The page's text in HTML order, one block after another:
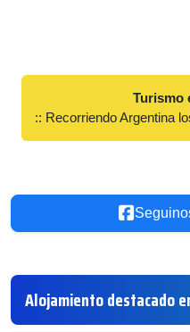
Turismo
:: Recorriendo Argentina
Alojamiento destacado